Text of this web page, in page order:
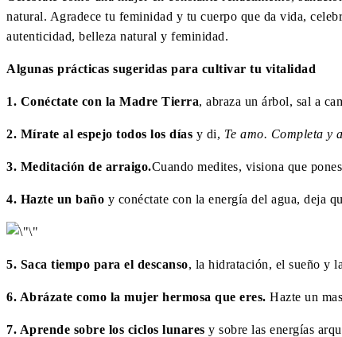
natural. Agradece tu feminidad y tu cuerpo que da vida,
autenticidad, belleza natural y feminidad.
Algunas prácticas sugeridas para cultivar tu vitalidad
1. Conéctate con la Madre Tierra, abraza un árbol, sal a
2. Mírate al espejo todos los días y di, Te amo. Completa y
3. Meditación de arraigo.Cuando medites, visiona que
4. Hazte un baño y conéctate con la energía del agua, deja
5. Saca tiempo para el descanso, la hidratación, el sueño y
6. Abrázate como la mujer hermosa que eres. Hazte un
7. Aprende sobre los ciclos lunares y sobre las energías